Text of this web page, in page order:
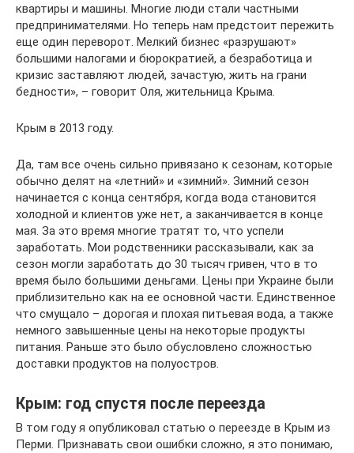
квартиры и машины. Многие люди стали частными
предпринимателями. Но теперь нам предстоит пережить
еще один переворот. Мелкий бизнес «разрушают»
большими налогами и бюрократией, а безработица и
кризис заставляют людей, зачастую, жить на грани
бедности», – говорит Оля, жительница Крыма.
Крым в 2013 году.
Да, там все очень сильно привязано к сезонам, которые
обычно делят на «летний» и «зимний». Зимний сезон
начинается с конца сентября, когда вода становится
холодной и клиентов уже нет, а заканчивается в конце
мая. За это время многие тратят то, что успели
заработать. Мои родственники рассказывали, как за
сезон могли заработать до 30 тысяч гривен, что в то
время было большими деньгами. Цены при Украине были
приблизительно как на ее основной части. Единственное
что смущало – дорогая и плохая питьевая вода, а также
немного завышенные цены на некоторые продукты
питания. Раньше это было обусловлено сложностью
доставки продуктов на полуостров.
Крым: год спустя после переезда
В том году я опубликовал статью о переезде в Крым из
Перми. Признавать свои ошибки сложно, я это понимаю,